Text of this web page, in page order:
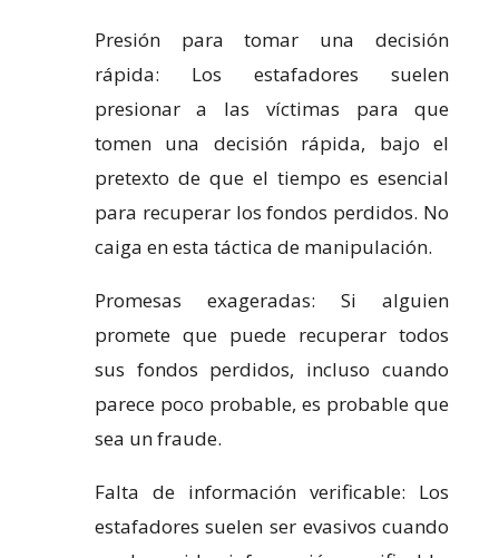
Presión para tomar una decisión
rápida: Los estafadores suelen
presionar a las víctimas para que
tomen una decisión rápida, bajo el
pretexto de que el tiempo es esencial
para recuperar los fondos perdidos. No
caiga en esta táctica de manipulación.
Promesas exageradas: Si alguien
promete que puede recuperar todos
sus fondos perdidos, incluso cuando
parece poco probable, es probable que
sea un fraude.
Falta de información verificable: Los
estafadores suelen ser evasivos cuando